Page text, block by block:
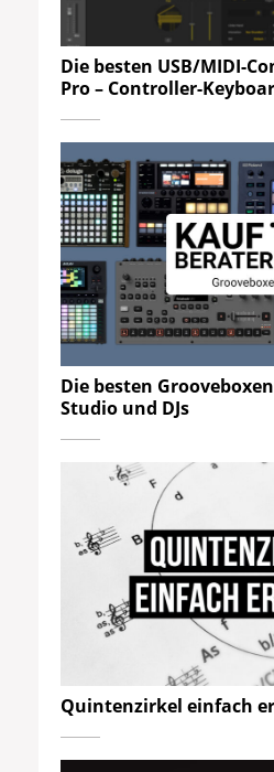
Die besten USB/MIDI-
Pro – Controller-
Die besten
Studio und DJs
Quintenzirkel einfach